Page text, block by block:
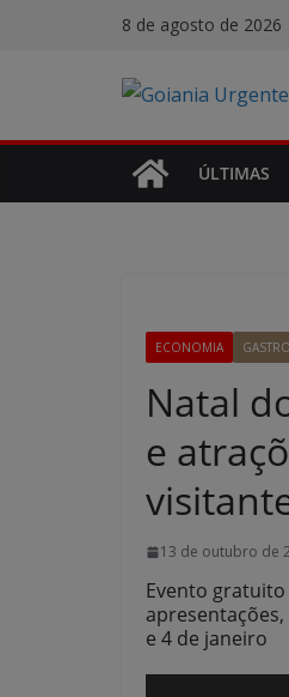
8 de agosto de 2026
ÚLTIMAS
ECONOMIA
Natal
e
13 de outubro de
Evento
e 4 de janeiro